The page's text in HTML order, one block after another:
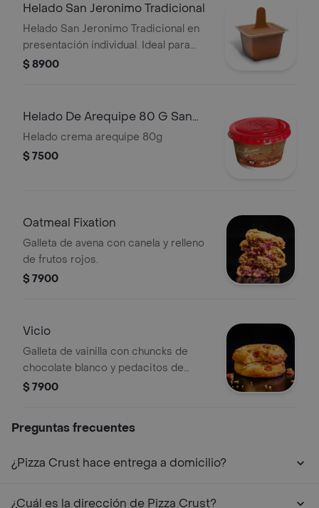
Helado San Jeronimo Tradicional
Helado San Jeronimo Tradicional en
presentación individual. Ideal para
disfrutar en cualquier momento.
$ 8900
Helado De Arequipe 80 G San
Jeronimo
Helado crema arequipe 80g
$ 7500
Oatmeal Fixation
Galleta de avena con canela y relleno
de frutos rojos.
$ 7900
Vicio
Galleta de vainilla con chuncks de
chocolate blanco y pedacitos de
bocadillo.
$ 7900
Preguntas frecuentes
¿Pizza Crust hace entrega a domicilio?
¿Cuál es la dirección de Pizza Crust?